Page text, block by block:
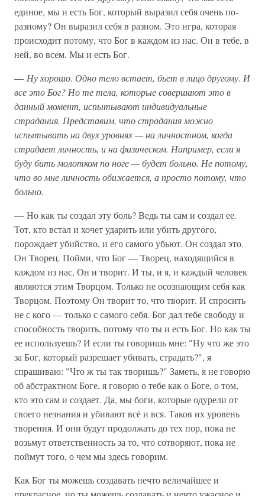
единое, мы и есть Бог, который выразил себя очень по-
разному? Он выразил себя в разном. Это игра, которая
происходит потому, что Бог в каждом из нас. Он в тебе, в
ней, во всем. Мы и есть Бог.
— Ну хорошо. Одно тело встает, бьет в лицо другому. И
все это Бог? Но те тела, которые совершают это в
данный момент, испытывают индивидуальные
страдания. Представим, что страдания можно
испытывать на двух уровнях — на личностном, когда
страдает личность, и на физическом. Например, если я
буду бить молотком по ноге — будет больно. Не потому,
что во мне личность обижается, а просто потому, что
больно.
— Но как ты создал эту боль? Ведь ты сам и создал ее.
Тот, кто встал и хочет ударить или убить другого,
порождает убийство, и его самого убьют. Он создал это.
Он Творец. Пойми, что Бог — Творец, находящийся в
каждом из нас, Он и творит. И ты, и я, и каждый человек
являются этим Творцом. Только не осознающим себя как
Творцом. Поэтому Он творит то, что творит. И спросить
не с кого — только с самого себя. Бог дал тебе свободу и
способность творить, потому что ты и есть Бог. Но как ты
ее используешь? И если ты говоришь мне: "Ну что же это
за Бог, который разрешает убивать, страдать?", я
спрашиваю: "Что ж ты так творишь?" Заметь, я не говорю
об абстрактном Боге, я говорю о тебе как о Боге, о том,
кто это сам и создает. Да, мы боги, которые одурели от
своего незнания и убивают всё и вся. Таков их уровень
творения. И они будут продолжать до тех пор, пока не
возьмут ответственность за то, что сотворяют, пока не
поймут того, о чем мы здесь говорим.
Как Бог ты можешь создавать нечто величайшее и